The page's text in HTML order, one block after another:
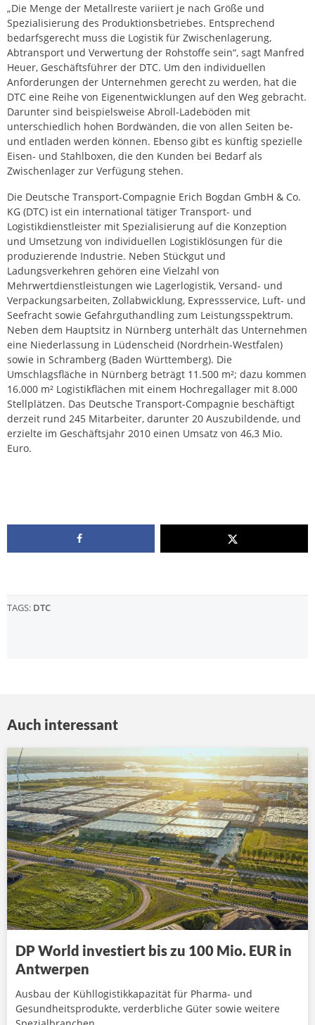
„Die Menge der Metallreste variiert je nach Größe und
Spezialisierung des Produktionsbetriebes. Entsprechend
bedarfsgerecht muss die Logistik für Zwischenlagerung,
Abtransport und Verwertung der Rohstoffe sein“, sagt Manfred
Heuer, Geschäftsführer der DTC. Um den individuellen
Anforderungen der Unternehmen gerecht zu werden, hat die
DTC eine Reihe von Eigenentwicklungen auf den Weg gebracht.
Darunter sind beispielsweise Abroll-Ladeböden mit
unterschiedlich hohen Bordwänden, die von allen Seiten be-
und entladen werden können. Ebenso gibt es künftig spezielle
Eisen- und Stahlboxen, die den Kunden bei Bedarf als
Zwischenlager zur Verfügung stehen.
Die Deutsche Transport-Compagnie Erich Bogdan GmbH & Co.
KG (DTC) ist ein international tätiger Transport- und
Logistikdienstleister mit Spezialisierung auf die Konzeption
und Umsetzung von individuellen Logistiklösungen für die
produzierende Industrie. Neben Stückgut und
Ladungsverkehren gehören eine Vielzahl von
Mehrwertdienstleistungen wie Lagerlogistik, Versand- und
Verpackungsarbeiten, Zollabwicklung, Expressservice, Luft- und
Seefracht sowie Gefahrguthandling zum Leistungsspektrum.
Neben dem Hauptsitz in Nürnberg unterhält das Unternehmen
eine Niederlassung in Lüdenscheid (Nordrhein-Westfalen)
sowie in Schramberg (Baden Württemberg). Die
Umschlagsfläche in Nürnberg beträgt 11.500 m²; dazu kommen
16.000 m² Logistikflächen mit einem Hochregallager mit 8.000
Stellplätzen. Das Deutsche Transport-Compagnie beschäftigt
derzeit rund 245 Mitarbeiter, darunter 20 Auszubildende, und
erzielte im Geschäftsjahr 2010 einen Umsatz von 46,3 Mio.
Euro.
TAGS: DTC
Auch interessant
DP World investiert bis zu 100 Mio. EUR in
Antwerpen
Ausbau der Kühllogistikkapazität für Pharma- und
Gesundheitsprodukte, verderbliche Güter sowie weitere